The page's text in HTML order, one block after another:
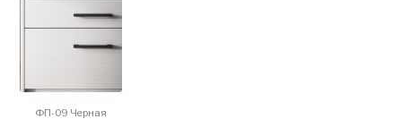
ФП-09 Черная